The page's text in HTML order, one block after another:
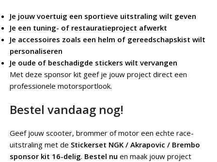
Je jouw voertuig een sportieve uitstraling wilt geven
Je een tuning- of restauratieproject afwerkt
Je accessoires zoals een helm of gereedschapskist wilt
personaliseren
Je oude of beschadigde stickers wilt vervangen
Met deze sponsor kit geef je jouw project direct een
professionele motorsportlook.
Bestel vandaag nog!
Geef jouw scooter, brommer of motor een echte race-
uitstraling met de Stickerset NGK / Akrapovic / Brembo
sponsor kit 16-delig. Bestel nu en maak jouw project